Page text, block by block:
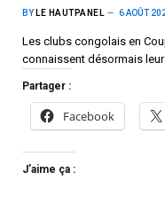
BY LE HAUTPANEL 6 AOÛT
Les clubs congolais en
connaissent désormais
Partager :
Facebook
J’aime ça :